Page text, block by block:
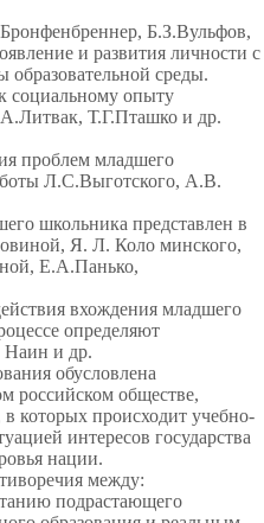
Б.З.Вульфов,
и развития личности с
среды.
социальному опыту
Т.Г.Пташко и др.
проблем младшего
Л.С.Выготского, А.В.
школьника представлен в
Я. Л. Коло минского,
Е.А.Панько,
вхождения младшего
определяют
и др.
обусловлена
российском обществе,
которых происходит учебно-
интересов государства
нации.
между:
подрастающего